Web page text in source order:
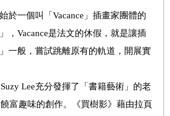
於一個叫「 Vacance 」插畫家團體的
， Vacance是法文的休假，就是讓插
一般，嘗試跳離原有的軌道，開展實
Suzy Lee充分發揮了「書籍藝術」的老
富趣味的創作。《買樹影》藉由拉頁